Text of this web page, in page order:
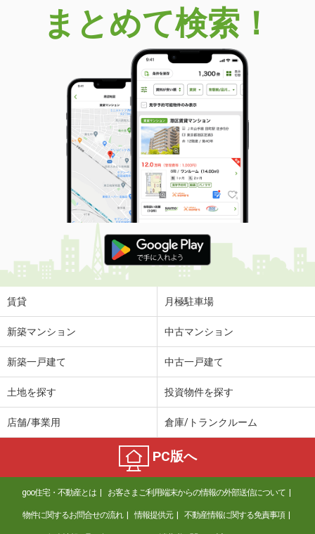
沖縄県沖縄市海邦１丁目
価 格
8.50万円
沖縄県沖縄市海邦１丁目
50.41m²
間取り
2LDK
沖縄県那覇市宮城１丁目
価 格
6.30万円
住 所
沖縄県那覇市宮城１丁目
専有面積 21.84m²
間取り
1K
沖縄県那覇市金城１
価 格
7.60万円
住 所
沖縄県那覇市金城１
専有面積
沖縄県沖縄市園田２
8.90万円
沖縄県沖縄市高原２
9.40万円
住 所
沖縄県沖縄市高原２
専有面積 55.99m²
間取り
3SDK
まとめて検索！
賃貸 月極駐車場
新築マンション 中古マンション
新築一戸建て 中古一戸建て
土地を探す 投資物件を探す
店舗/事業用 倉庫/トランクルーム
PC版へ
goo住宅・不動産とは お客さまご利用端末からの情報の外部送信について
物件に関するお問合せの流れ 情報提供元 不動産情報に関する免責事項